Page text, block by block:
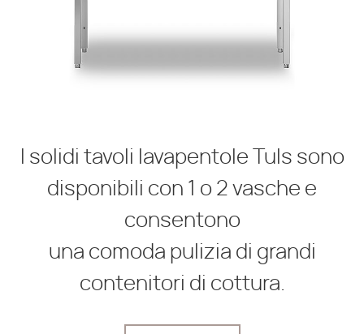
I solidi tavoli lavapentole Tuls sono
disponibili con 1 o 2 vasche e
consentono
una comoda pulizia di grandi
contenitori di cottura.